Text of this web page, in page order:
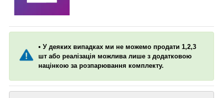
• У деяких випадках ми не можемо продати 1,2,3
шт або реалізація можлива лише з додатковою
націнкою за розпарювання комплекту.